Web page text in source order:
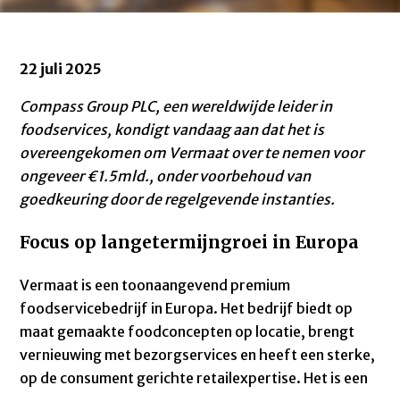
22 juli 2025
Compass Group PLC, een wereldwijde leider in
foodservices, kondigt vandaag aan dat het is
overeengekomen om Vermaat over te nemen voor
ongeveer €1.5mld., onder voorbehoud van
goedkeuring door de regelgevende instanties.
Focus op langetermijngroei in Europa
Vermaat is een toonaangevend premium
foodservicebedrijf in Europa. Het bedrijf biedt op
maat gemaakte foodconcepten op locatie, brengt
vernieuwing met bezorgservices en heeft een sterke,
op de consument gerichte retailexpertise. Het is een